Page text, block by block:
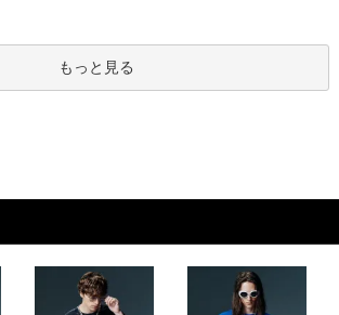
もっと見る